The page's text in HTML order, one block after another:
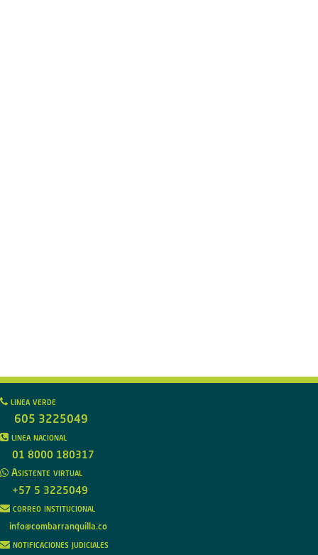
linea verde
605 3225049
linea nacional
01 8000 180317
Asistente virtual
+57 5 3225049
correo institucional
info@combarranquilla.co
notificaciones judiciales